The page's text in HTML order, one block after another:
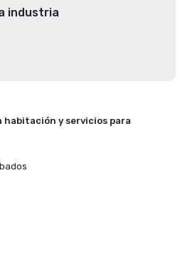
industria
y servicios para